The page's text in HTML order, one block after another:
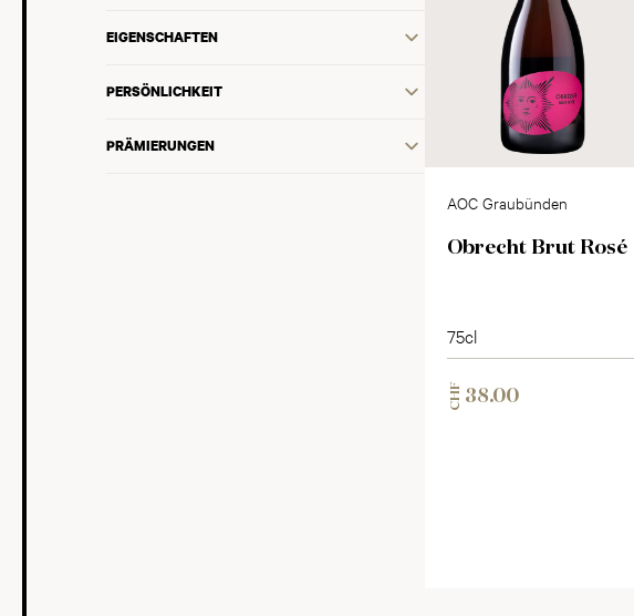
EIGENSCHAFTEN
PERSÖNLICHKEIT
PRÄMIERUNGEN
AOC Graubünden
Obrecht Brut Rosé
75cl
CHF 38.00